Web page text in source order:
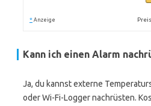
* Anzeige
Kann ich einen Alarm
Ja, du kannst externe
oder Wi-Fi-Logger nachrüsten.